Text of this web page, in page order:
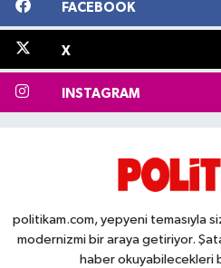
FACEBOOK
X
INSTAGRAM
politikam.com, yepyeni temasıyla
modernizmi bir araya getiriyor.
haber okuyabilecekleri